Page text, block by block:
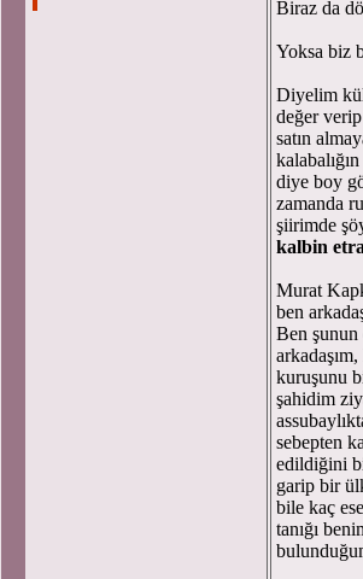
Biraz da
Yoksa biz
Diyelim
değer
satın
diye boy
zamanda
şiirimde
kalbin
Murat
ben
Ben şunun
kuruşunu
şahidim
sebepten
edildiğini
garip bir
bile kaç
tanığı